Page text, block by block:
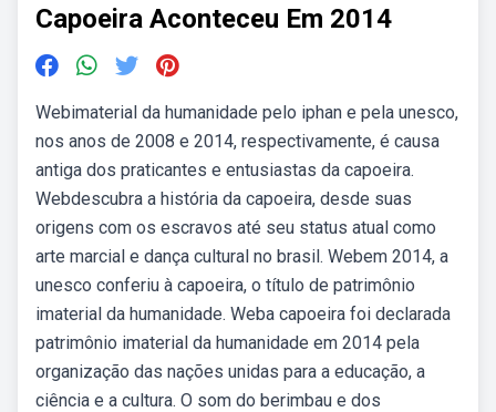
Capoeira Aconteceu Em 2014
Webimaterial da humanidade pelo iphan e pela unesco,
nos anos de 2008 e 2014, respectivamente, é causa
antiga dos praticantes e entusiastas da capoeira.
Webdescubra a história da capoeira, desde suas
origens com os escravos até seu status atual como
arte marcial e dança cultural no brasil. Webem 2014, a
unesco conferiu à capoeira, o título de patrimônio
imaterial da humanidade. Weba capoeira foi declarada
patrimônio imaterial da humanidade em 2014 pela
organização das nações unidas para a educação, a
ciência e a cultura. O som do berimbau e dos